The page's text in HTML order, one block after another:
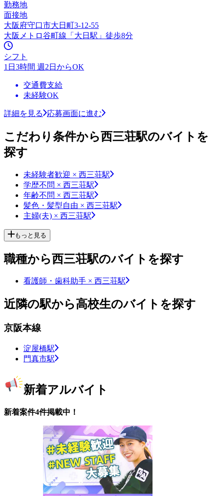
勤務地
面接地
大阪府守口市大日町3-12-55
大阪メトロ谷町線「大日駅」徒歩8分
シフト
1日3時間 週2日からOK
交通費支給
未経験OK
詳細を見る 応募画面に進む
こだわり条件から西三荘駅のバイトを
探す
未経験者歓迎 × 西三荘駅
学歴不問 × 西三荘駅
年齢不問 × 西三荘駅
髪色・髪型自由 × 西三荘駅
主婦(夫) × 西三荘駅
もっと見る
職種から西三荘駅のバイトを探す
看護師・歯科助手 × 西三荘駅
近隣の駅から高校生のバイトを探す
京阪本線
淀屋橋駅
門真市駅
新着アルバイト
新着案件4件掲載中！